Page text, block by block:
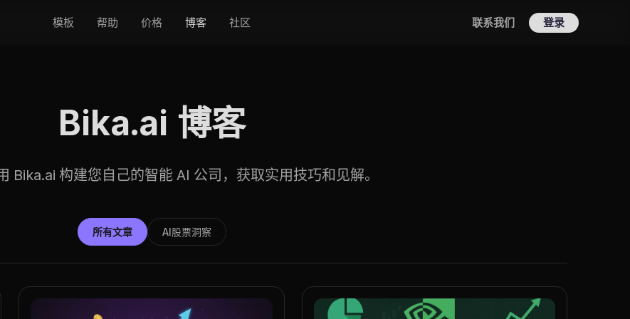
模板 帮助 价格 博客 社区 联系我们 登录
Bika.ai 博客
Bika.ai 构建您自己的智能 AI 公司，获取实用技巧和见解。
所有文章 AI股票洞察